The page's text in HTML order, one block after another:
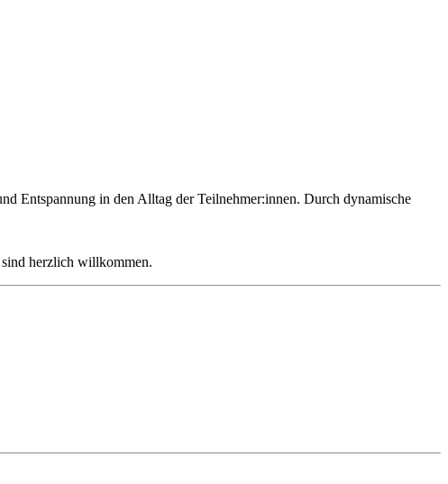
Entspannung in den Alltag der Teilnehmer:innen. Durch dynamische
herzlich willkommen.